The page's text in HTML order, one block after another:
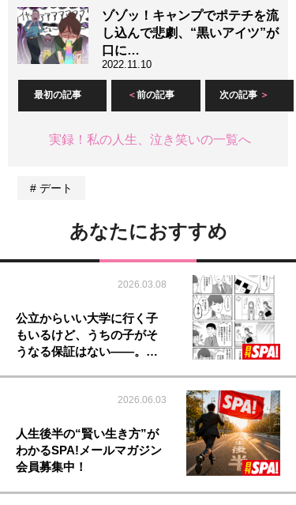
ゾゾッ！キャンプでポテチを流
し込んで悲劇、“黒いアイツ”が
口に…
2022.11.10
最初の記事 前の記事 次の記事
実録！私の人生、泣き笑いの一覧へ
デート
あなたにおすすめ
2026.03.08
公立からいい大学に行く子
もいるけど、うちの子がそ
うなる保証はない――。…
2026.06.03
人生後半の“賢い生き方”が
わかるSPA!メールマガジン
会員募集中！